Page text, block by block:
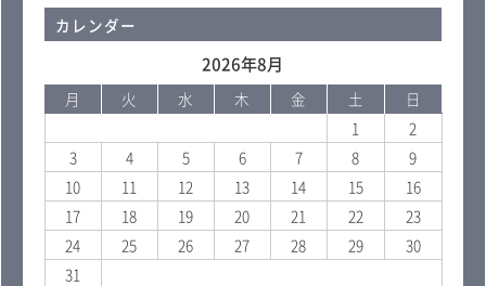
カレンダー
2026年8月
月 火 水 木 金 土
日
1
2
3
4 5 6 7 8
9
10
11 12 13 14 15
16
17
18 19 20 21 22
23
24
25 26 27 28 29
30
31